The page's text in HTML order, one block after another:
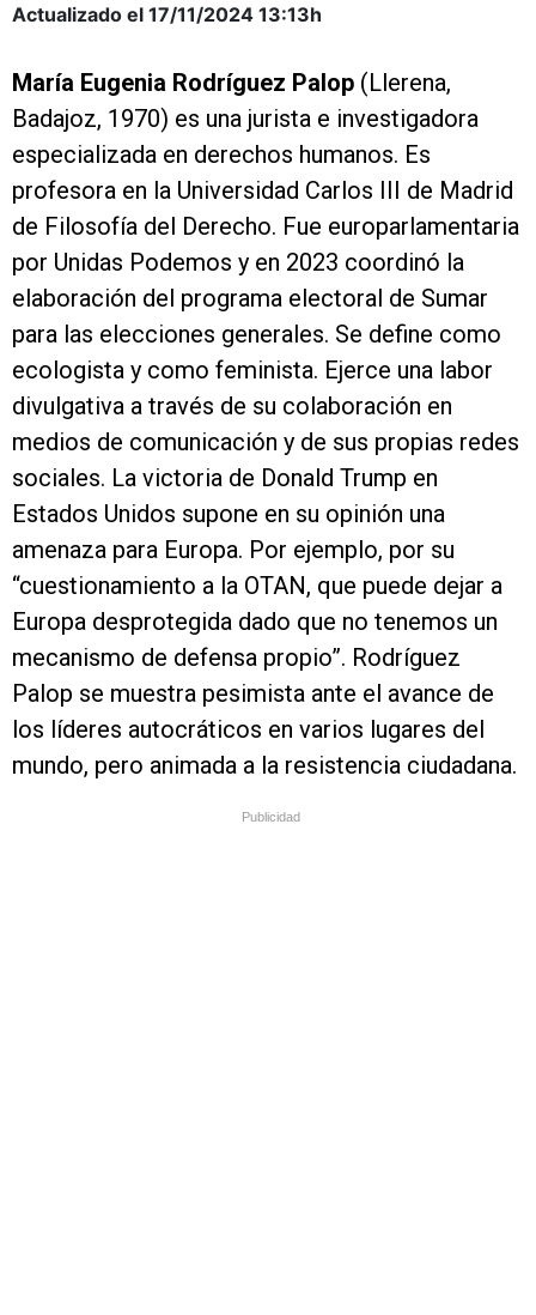
Actualizado el 17/11/2024 13:13h
María Eugenia Rodríguez Palop (Llerena,
Badajoz, 1970) es una jurista e investigadora
especializada en derechos humanos. Es
profesora en la Universidad Carlos III de Madrid
de Filosofía del Derecho. Fue europarlamentaria
por Unidas Podemos y en 2023 coordinó la
elaboración del programa electoral de Sumar
para las elecciones generales. Se define como
ecologista y como feminista. Ejerce una labor
divulgativa a través de su colaboración en
medios de comunicación y de sus propias redes
sociales. La victoria de Donald Trump en
Estados Unidos supone en su opinión una
amenaza para Europa. Por ejemplo, por su
“cuestionamiento a la OTAN, que puede dejar a
Europa desprotegida dado que no tenemos un
mecanismo de defensa propio”. Rodríguez
Palop se muestra pesimista ante el avance de
los líderes autocráticos en varios lugares del
mundo, pero animada a la resistencia ciudadana.
Publicidad